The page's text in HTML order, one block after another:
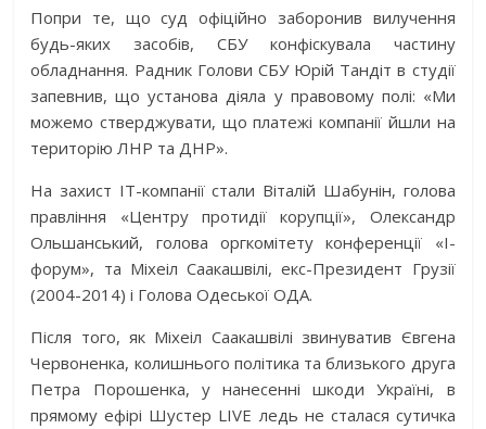
Попри те, що суд офіційно заборонив вилучення
будь-яких засобів, СБУ конфіскувала частину
обладнання. Радник Голови СБУ Юрій Тандіт в студії
запевнив, що установа діяла у правовому полі: «Ми
можемо стверджувати, що платежі компанії йшли на
територію ЛНР та ДНР».
На захист IT-компанії стали Віталій Шабунін, голова
правління «Центру протидії корупції», Олександр
Ольшанський, голова оргкомітету конференції «І-
форум», та Міхеіл Саакашвілі, екс-Президент Грузії
(2004-2014) і Голова Одеської ОДА.
Після того, як Міхеіл Саакашвілі звинуватив Євгена
Червоненка, колишнього політика та близького друга
Петра Порошенка, у нанесенні шкоди Україні, в
прямому ефірі Шустер LIVE ледь не сталася сутичка